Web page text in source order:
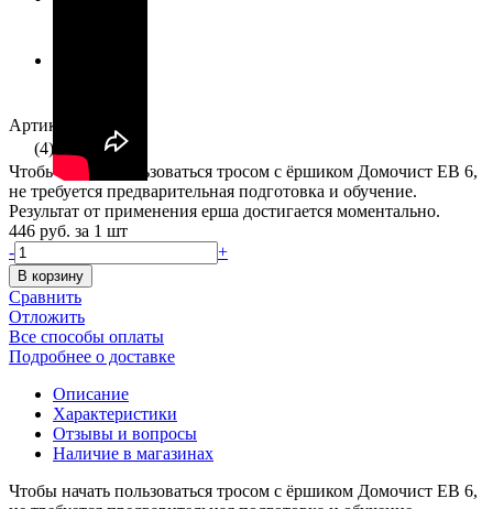
Артикул: ЕВ6
(4)
Чтобы начать пользоваться тросом с ёршиком Домочист ЕВ 6,
не требуется предварительная подготовка и обучение.
Результат от применения ерша достигается моментально.
446 руб. за 1 шт
-
+
В корзину
Сравнить
Отложить
Все способы оплаты
Подробнее о доставке
Описание
Характеристики
Отзывы и вопросы
Наличие в магазинах
Чтобы начать пользоваться тросом с ёршиком Домочист ЕВ 6,